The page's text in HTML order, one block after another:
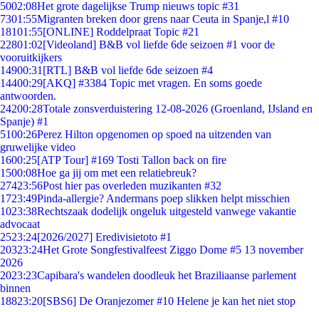
5002:08Het grote dagelijkse Trump nieuws topic #31
7301:55Migranten breken door grens naar Ceuta in Spanje,l #10
18101:55[ONLINE] Roddelpraat Topic #21
22801:02[Videoland] B&B vol liefde 6de seizoen #1 voor de
vooruitkijkers
14900:31 [RTL] B&B vol liefde 6de seizoen #4
14400:29[AKQ] #3384 Topic met vragen. En soms goede
antwoorden.
24200:28Totale zonsverduistering 12-08-2026 (Groenland, IJsland en
Spanje) #1
5100:26Perez Hilton opgenomen op spoed na uitzenden van
gruwelijke video
1600:25[ATP Tour] #169 Tosti Tallon back on fire
1500:08Hoe ga jij om met een relatiebreuk?
27423:56Post hier pas overleden muzikanten #32
1723:49Pinda-allergie? Andermans poep slikken helpt misschien
1023:38Rechtszaak dodelijk ongeluk uitgesteld vanwege vakantie
advocaat
2523:24[2026/2027] Eredivisietoto #1
20323:24Het Grote Songfestivalfeest Ziggo Dome #5 13 november
2026
2023:23Capibara's wandelen doodleuk het Braziliaanse parlement
binnen
18823:20[SBS6] De Oranjezomer #10 Helene je kan het niet stop